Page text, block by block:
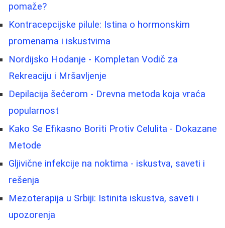
pomaže?
Kontracepcijske pilule: Istina o hormonskim
promenama i iskustvima
Nordijsko Hodanje - Kompletan Vodič za
Rekreaciju i Mršavljenje
Depilacija šećerom - Drevna metoda koja vraća
popularnost
Kako Se Efikasno Boriti Protiv Celulita - Dokazane
Metode
Gljivične infekcije na noktima - iskustva, saveti i
rešenja
Mezoterapija u Srbiji: Istinita iskustva, saveti i
upozorenja